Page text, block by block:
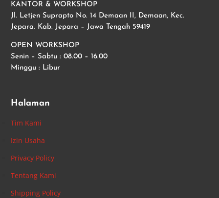
KANTOR & WORKSHOP
Jl. Letjen Suprapto No. 14 Demaan II, Demaan, Kec.
Jepara. Kab. Jepara – Jawa Tengah 59419
OPEN WORKSHOP
Senin – Sabtu : 08.00 – 16.00
Minggu : Libur
Halaman
Tim Kami
Izin Usaha
Privacy Policy
Tentang Kami
Shipping Policy